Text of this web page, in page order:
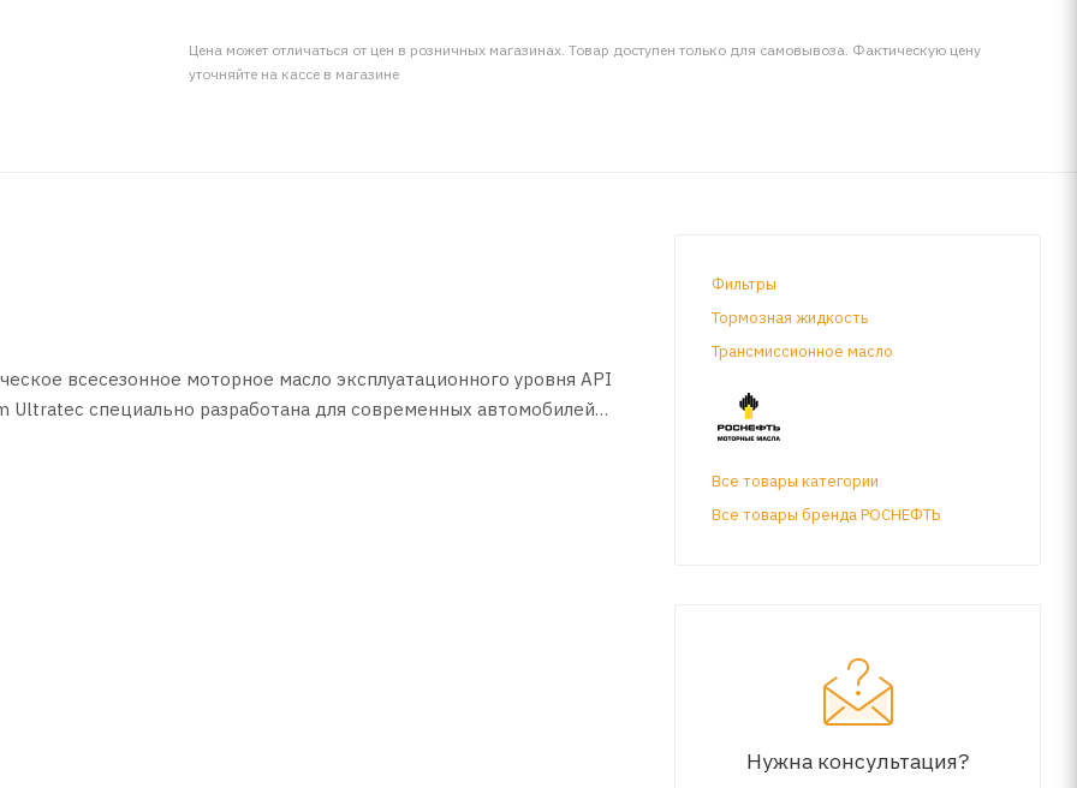
Цена может отличаться от цен в розничных магазинах. Товар доступен только для самовывоза. Фактическую цену
уточняйте на кассе в магазине
всесезонное моторное масло эксплуатационного уровня API
Ultratec специально разработана для современных автомобилей
Фильтры
Тормозная жидкость
Трансмиссионное масло
Все товары категории
Все товары бренда РОСНЕФТЬ
Нужна консультация?